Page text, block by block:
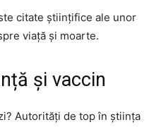
citate științifice ale unor
viață și moarte.
și vaccin
Autorități de top în știința